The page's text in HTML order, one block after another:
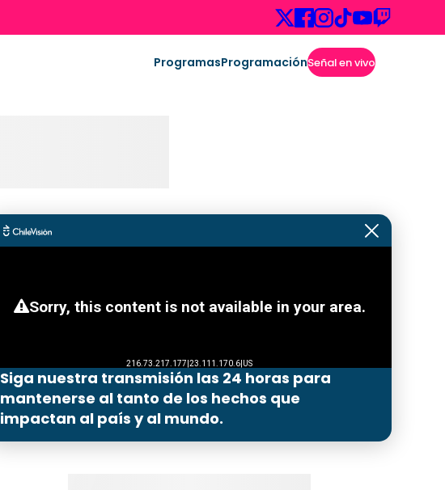
ProgramasProgramaciónSeñal en vivo
Siga nuestra transmisión las 24 horas para
mantenerse al tanto de los hechos que
impactan al país y al mundo.